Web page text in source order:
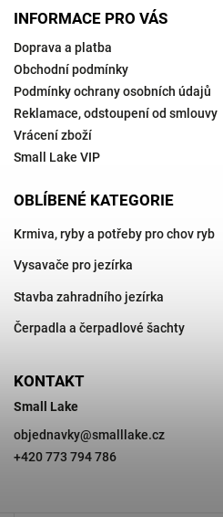
INFORMACE PRO VÁS
Doprava a platba
Obchodní podmínky
Podmínky ochrany osobních údajů
Reklamace, odstoupení od smlouvy
Vrácení zboží
Small Lake VIP
OBLÍBENÉ KATEGORIE
Krmiva, ryby a potřeby pro chov ryb
Vysavače pro jezírka
Stavba zahradního jezírka
Čerpadla a čerpadlové šachty
KONTAKT
Small Lake
objednavky@smalllake.cz
+420 773 794 786